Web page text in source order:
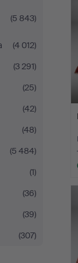
(5 843)
(4 012)
(3 291)
(25)
(42)
(48)
(5 484)
(1)
(36)
(39)
(307)